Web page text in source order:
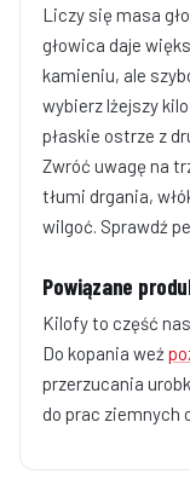
Liczy się masa
głowica daje
kamieniu, ale
wybierz lżejszy
płaskie ostrze z
Zwróć uwagę na
tłumi drgania,
wilgoć. Sprawdź
Powiązane
Kilofy to część
Do kopania weź
przerzucania
do prac ziemnych